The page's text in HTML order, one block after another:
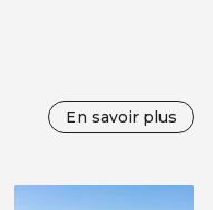
En savoir plus